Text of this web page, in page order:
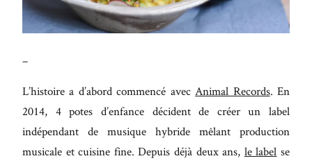
–
L’histoire a d’abord commencé avecAnimal Records. En
2014, 4 potes d’enfance décident de créer un label
indépendant de musique hybride mêlant production
musicale et cuisine fine. Depuis déjà deux ans, le label se
Maecenas
faucibus
Etiam
porta sem
malesuada
magna